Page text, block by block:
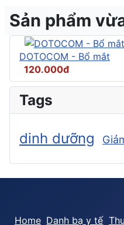
Sản phẩm
DOTOCOM - Bổ mắt
120.000đ
Tags
dinh dưỡng
Home Danh bạ y tế